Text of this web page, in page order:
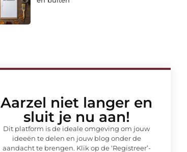
Aarzel niet langer en
sluit je nu aan!
Dit platform is de ideale omgeving om jouw
ideeën te delen en jouw blog onder de
aandacht te brengen. Klik op de ‘Registreer’-